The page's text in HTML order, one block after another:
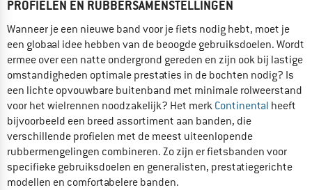
PROFIELEN EN RUBBERSAMENSTELLINGEN
Wanneer je een nieuwe band voor je fiets nodig hebt, moet je
een globaal idee hebben van de beoogde gebruiksdoelen. Wordt
ermee over een natte ondergrond gereden en zijn ook bij lastige
omstandigheden optimale prestaties in de bochten nodig? Is
een lichte opvouwbare buitenband met minimale rolweerstand
voor het wielrennen noodzakelijk? Het merk Continental heeft
bijvoorbeeld een breed assortiment aan banden, die
verschillende profielen met de meest uiteenlopende
rubbermengelingen combineren. Zo zijn er fietsbanden voor
specifieke gebruiksdoelen en generalisten, prestatiegerichte
modellen en comfortabelere banden.